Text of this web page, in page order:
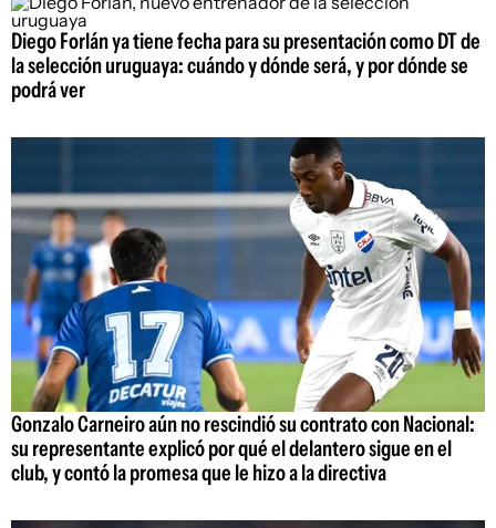
Diego Forlán ya tiene fecha para su presentación como DT de
la selección uruguaya: cuándo y dónde será, y por dónde se
podrá ver
Gonzalo Carneiro aún no rescindió su contrato con Nacional:
su representante explicó por qué el delantero sigue en el
club, y contó la promesa que le hizo a la directiva